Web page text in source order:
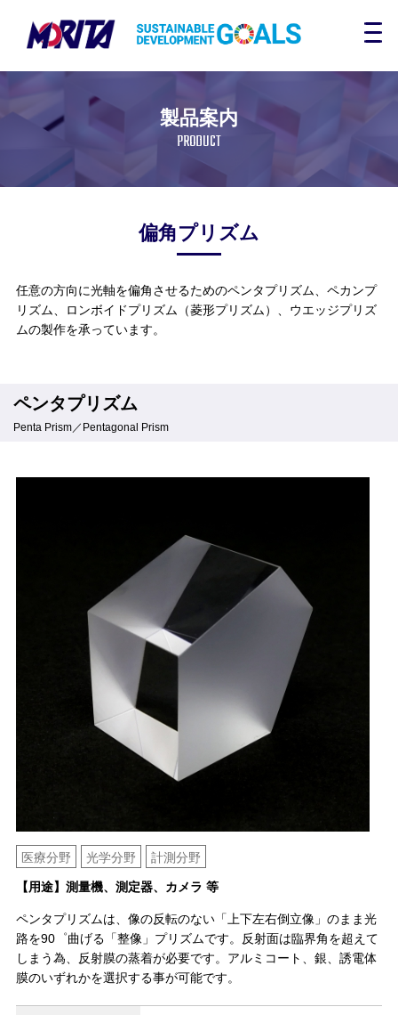
製品案内
PRODUCT
偏角プリズム
任意の方向に光軸を偏角させるためのペンタプリズム、ペカンプ
リズム、ロンボイドプリズム（菱形プリズム）、ウエッジプリズ
ムの製作を承っています。
ペンタプリズム
Penta Prism／Pentagonal Prism
医療分野 光学分野 計測分野
【用途】測量機、測定器、カメラ 等
ペンタプリズムは、像の反転のない「上下左右倒立像」のまま光
路を90゜曲げる「整像」プリズムです。反射面は臨界角を超えて
しまう為、反射膜の蒸着が必要です。アルミコート、銀、誘電体
膜のいずれかを選択する事が可能です。